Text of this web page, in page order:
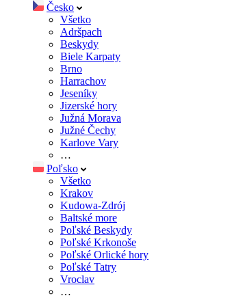
Česko
Všetko
Adršpach
Beskydy
Biele Karpaty
Brno
Harrachov
Jeseníky
Jizerské hory
Južná Morava
Južné Čechy
Karlove Vary
…
Poľsko
Všetko
Krakov
Kudowa-Zdrój
Baltské more
Poľské Beskydy
Poľské Krkonoše
Poľské Orlické hory
Poľské Tatry
Vroclav
…